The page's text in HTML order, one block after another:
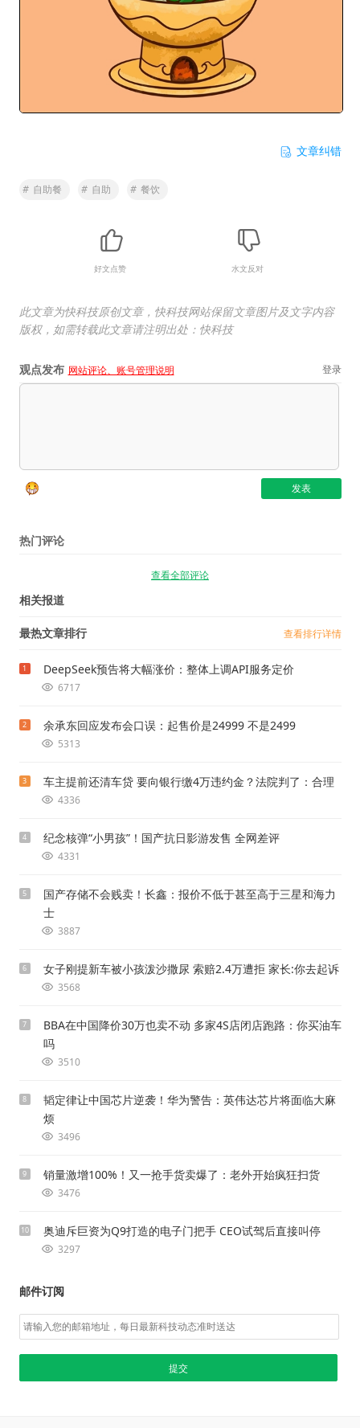
文章纠错
# 自助餐 # 自助 # 餐饮
好文点赞 水文反对
此文章为快科技原创文章，快科技网站保留文章图片及文字内容
版权，如需转载此文章请注明出处：快科技
观点发布 网站评论、账号管理说明 登录
热门评论
查看全部评论
相关报道
最热文章排行 查看排行详情
1 DeepSeek预告将大幅涨价：整体上调API服务定价
6717
2 余承东回应发布会口误：起售价是24999 不是2499
5313
3 车主提前还清车贷 要向银行缴4万违约金？法院判了：合理
4336
4 纪念核弹“小男孩”！国产抗日影游发售 全网差评
4331
5
国产存储不会贱卖！长鑫：报价不低于甚至高于三星和海力
士
3887
6 女子刚提新车被小孩泼沙撒尿 索赔2.4万遭拒 家长:你去起诉
3568
7
BBA在中国降价30万也卖不动 多家4S店闭店跑路：你买油车
吗
3510
8
韬定律让中国芯片逆袭！华为警告：英伟达芯片将面临大麻
烦
3496
9 销量激增100%！又一抢手货卖爆了：老外开始疯狂扫货
3476
10 奥迪斥巨资为Q9打造的电子门把手 CEO试驾后直接叫停
3297
邮件订阅